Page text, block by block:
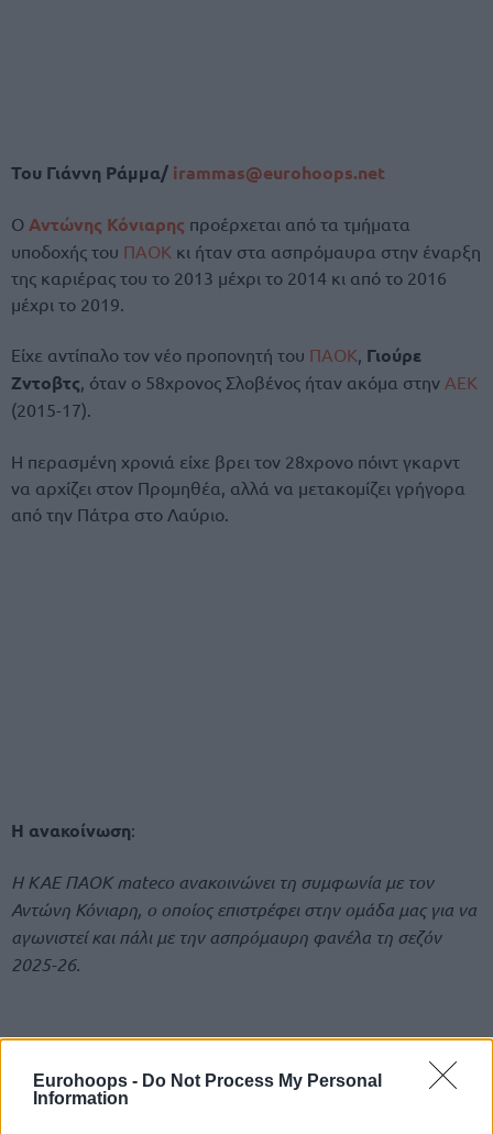
Eurohoops - Do Not Process My Personal
Information
Του Γιάννη Ράμμα/ irammas@eurohoops.net
Ο Αντώνης Κόνιαρης προέρχεται από τα τμήματα
υποδοχής του ΠΑΟΚ κι ήταν στα ασπρόμαυρα στην έναρξη
της καριέρας του το 2013 μέχρι το 2014 κι από το 2016
μέχρι το 2019.
Είχε αντίπαλο τον νέο προπονητή του ΠΑΟΚ, Γιούρε
Ζντοβτς, όταν ο 58χρονος Σλοβένος ήταν ακόμα στην ΑΕΚ
(2015-17).
Η περασμένη χρονιά είχε βρει τον 28χρονο πόιντ γκαρντ
να αρχίζει στον Προμηθέα, αλλά να μετακομίζει γρήγορα
από την Πάτρα στο Λαύριο.
Η ανακοίνωση:
Η ΚΑΕ ΠΑΟΚ mateco ανακοινώνει τη συμφωνία με τον
Αντώνη Κόνιαρη, ο οποίος επιστρέφει στην ομάδα μας για να
αγωνιστεί και πάλι με την ασπρόμαυρη φανέλα τη σεζόν
2025-26.